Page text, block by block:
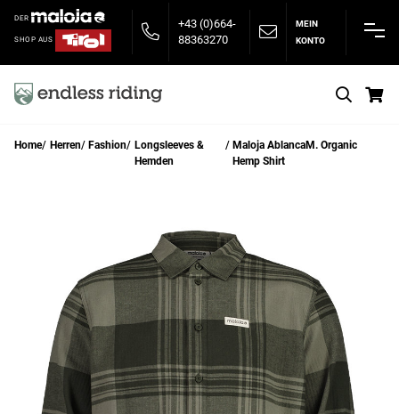
DER
SHOP AUS
+43 (0)664-
88363270
MEIN
KONTO
Home Herren Fashion
Longsleeves &
Hemden
Maloja AblancaM. Organic
Hemp Shirt